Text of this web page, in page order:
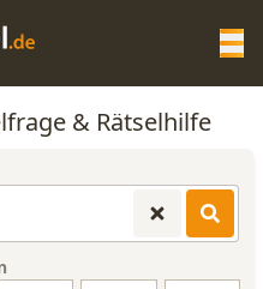
HILFE
& Rätselhilfe